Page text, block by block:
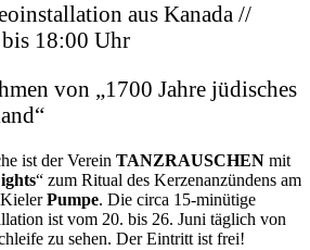
aus Kanada //
18:00 Uhr
von „1700 Jahre jüdisches
ist der Verein TANZRAUSCHEN mit
“ zum Ritual des Kerzenanzündens am
KielerPumpe. Die circa 15-minütige
ist vom 20. bis 26. Juni täglich von
zu sehen. Der Eintritt ist frei!